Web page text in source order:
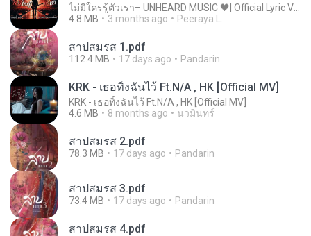
4.8 MB
3 months ago Peeraya L.
สาปสมรส 1.pdf
112.4 MB 17 days ago Pandarin
KRK - เธอทิ้งฉันไว้ Ft.N/A , HK [Official MV]
KRK - เธอทิ้งฉันไว้ Ft.N/A , HK [Official MV]
4.6 MB
8 months ago นวมินทร์
สาปสมรส 2.pdf
78.3 MB 17 days ago Pandarin
สาปสมรส 3.pdf
73.4 MB 17 days ago Pandarin
สาปสมรส 4.pdf